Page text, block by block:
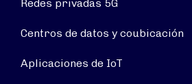
Redes privadas 5G
Centros de datos y coubicación
Aplicaciones de IoT